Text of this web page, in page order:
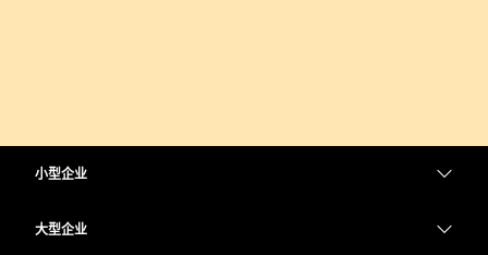
小型企业
大型企业